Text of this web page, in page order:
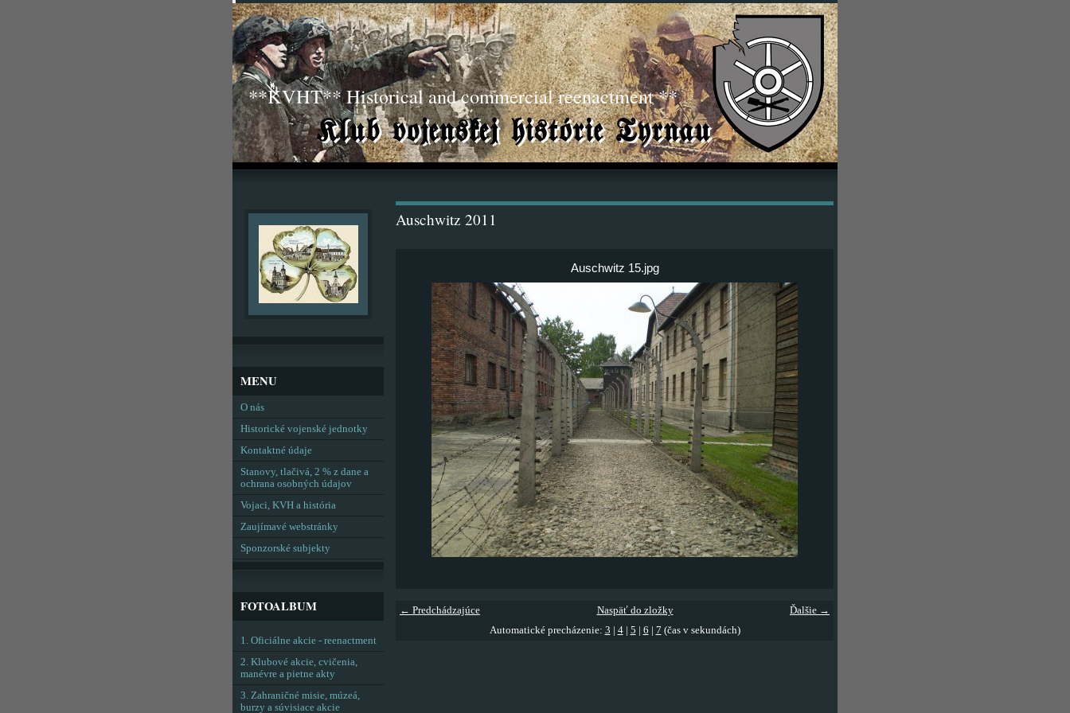
**KVHT** Historical and commercial reenactment **
Auschwitz 2011
Auschwitz 15.jpg
← Predchádzajúce Ďalšie →
Naspäť do zložky
Automatické precházenie: 3 4| 5 6 7 (čas v sekundách)
MENU
O nás
Historické vojenské jednotky
Kontaktné údaje
Stanovy, tlačivá, 2 % z dane a
ochrana osobných údajov
Vojaci, KVH a história
Zaujímavé webstránky
Sponzorské subjekty
FOTOALBUM
1. Oficiálne akcie - reenactment
2. Klubové akcie, cvičenia,
manévre a pietne akty
3. Zahraničné misie, múzeá,
burzy a súvisiace akcie